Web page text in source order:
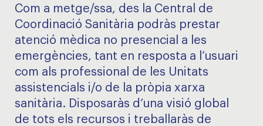
Com a metge/ssa, des la Central de
Coordinació Sanitària podràs prestar
atenció mèdica no presencial a les
emergències, tant en resposta a l’usuari
com als professional de les Unitats
assistencials i/o de la pròpia xarxa
sanitària. Disposaràs d’una visió global
de tots els recursos i treballaràs de